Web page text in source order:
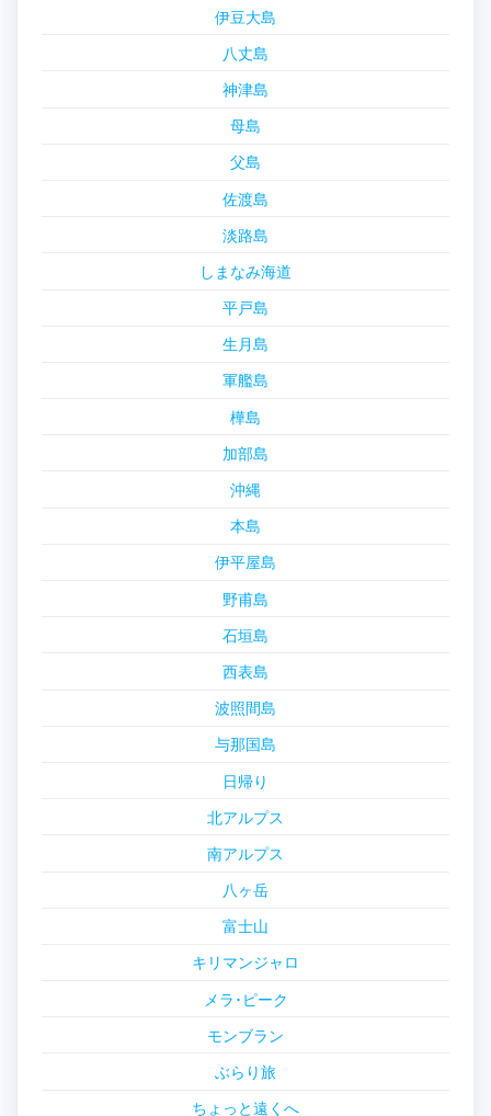
伊豆大島
八丈島
神津島
母島
父島
佐渡島
淡路島
しまなみ海道
平戸島
生月島
軍艦島
樺島
加部島
沖縄
本島
伊平屋島
野甫島
石垣島
西表島
波照間島
与那国島
日帰り
北アルプス
南アルプス
八ヶ岳
富士山
キリマンジャロ
メラ･ピーク
モンブラン
ぶらり旅
ちょっと遠くへ